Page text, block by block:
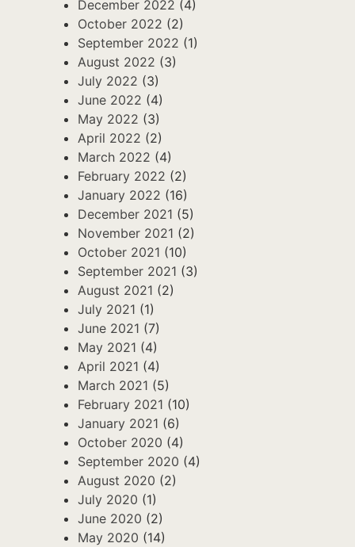
December 2022 (4)
October 2022 (2)
September 2022 (1)
August 2022 (3)
July 2022 (3)
June 2022 (4)
May 2022 (3)
April 2022 (2)
March 2022 (4)
February 2022 (2)
January 2022 (16)
December 2021 (5)
November 2021 (2)
October 2021 (10)
September 2021 (3)
August 2021 (2)
July 2021 (1)
June 2021 (7)
May 2021 (4)
April 2021 (4)
March 2021 (5)
February 2021 (10)
January 2021 (6)
October 2020 (4)
September 2020 (4)
August 2020 (2)
July 2020 (1)
June 2020 (2)
May 2020 (14)